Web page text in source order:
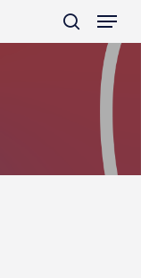
search
Menu
Close
Menu